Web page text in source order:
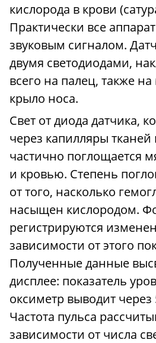
кислорода в крови
Практически все
звуковым сигналом.
двумя светодиодами,
всего на палец, также
крыло носа.
Свет от диода датчика,
через капилляры тканей
частично поглощается
и кровью. Степень
от того, насколько
насыщен кислородом.
регистрируются
зависимости от этого
Полученные данные
дисплее: показатель
оксиметр выводит через
Частота пульса
зависимости от числа